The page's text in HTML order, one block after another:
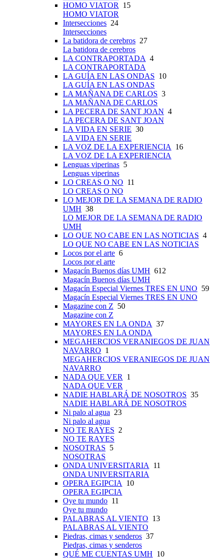
HOMO VIATOR 15
HOMO VIATOR
Intersecciones 24
Intersecciones
La batidora de cerebros 27
La batidora de cerebros
LA CONTRAPORTADA 4
LA CONTRAPORTADA
LA GUÍA EN LAS ONDAS 10
LA GUÍA EN LAS ONDAS
LA MAÑANA DE CARLOS 3
LA MAÑANA DE CARLOS
LA PECERA DE SANT JOAN 4
LA PECERA DE SANT JOAN
LA VIDA EN SERIE 30
LA VIDA EN SERIE
LA VOZ DE LA EXPERIENCIA 16
LA VOZ DE LA EXPERIENCIA
Lenguas viperinas 5
Lenguas viperinas
LO CREAS O NO 11
LO CREAS O NO
LO MEJOR DE LA SEMANA DE RADIO
UMH 38
LO MEJOR DE LA SEMANA DE RADIO
UMH
LO QUE NO CABE EN LAS NOTICIAS 4
LO QUE NO CABE EN LAS NOTICIAS
Locos por el arte 6
Locos por el arte
Magacín Buenos días UMH 612
Magacín Buenos días UMH
Magacín Especial Viernes TRES EN UNO 59
Magacín Especial Viernes TRES EN UNO
Magazine con Z 50
Magazine con Z
MAYORES EN LA ONDA 37
MAYORES EN LA ONDA
MEGAHERCIOS VERANIEGOS DE JUAN
NAVARRO 1
MEGAHERCIOS VERANIEGOS DE JUAN
NAVARRO
NADA QUE VER 1
NADA QUE VER
NADIE HABLARÁ DE NOSOTROS 35
NADIE HABLARÁ DE NOSOTROS
Ni palo al agua 23
Ni palo al agua
NO TE RAYES 2
NO TE RAYES
NOSOTRAS 5
NOSOTRAS
ONDA UNIVERSITARIA 11
ONDA UNIVERSITARIA
OPERA EGIPCIA 10
OPERA EGIPCIA
Oye tu mundo 11
Oye tu mundo
PALABRAS AL VIENTO 13
PALABRAS AL VIENTO
Piedras, cimas y senderos 37
Piedras, cimas y senderos
QUÉ ME CUENTAS UMH 10